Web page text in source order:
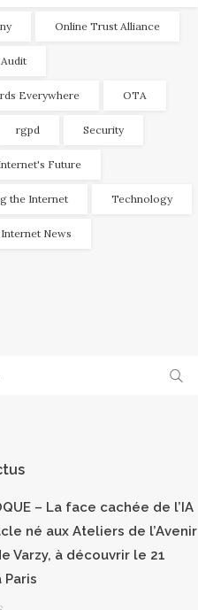
Online Trust Alliance
Everywhere OTA
rgpd Security
Future
the Internet Technology
News
– La face cachée de l’IA
né aux Ateliers de l’Avenir
Varzy, à découvrir le 21